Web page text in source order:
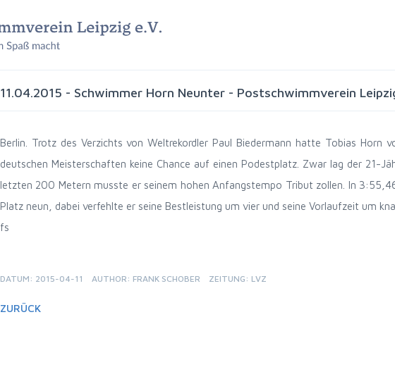
11.04.2015 - Schwimmer Horn Neunter - Postschwimmverein
Berlin. Trotz des Verzichts von Weltrekordler Paul Biedermann hatte Tobias Horn
deutschen Meisterschaften keine Chance auf einen Podestplatz. Zwar lag der 21-
letzten 200 Metern musste er seinem hohen Anfangstempo Tribut zollen. In
Platz neun, dabei verfehlte er seine Bestleistung um vier und seine Vorlaufzeit um
fs
DATUM: 2015-04-11 AUTHOR: FRANK SCHOBER ZEITUNG: LVZ
ZURÜCK